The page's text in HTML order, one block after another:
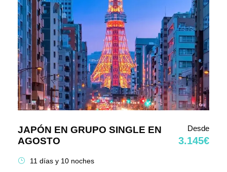
JAPÓN EN GRUPO SINGLE EN
AGOSTO
Desde
3.145€
11 días y 10 noches